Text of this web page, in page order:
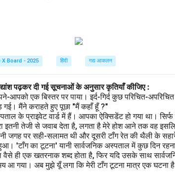
X Board - 2025 हिंदी गद्य आकलन
पढ़कर दी गई सूचनाओं के अनुसार कृतियाँ कीजिए :
आपको एक बिस्तर पर पाया। इर्द-गिर्द कुछ परिचित-
गई। मैंने कराहते हुए पूछा "मैं कहाँ हूँ ?"
के प्राइवेट वार्ड में हैं। आपका ऐक्सिडेंट हो गया था।
इतनी तेजी से जवाब देता है, लगता है मेरे होश आने तक वह
जगह पर सही-सलामत थी और दूसरी टाँग रेत की थैली के
'टाँग का टूटना' यानी सार्वजनिक अस्पताल में कुछ दिन
ही एक खतरनाक शब्द होता है, फिर यदि उसके साथ
आ गया। अब मुझे यूँ लगा कि मेरी टाँग टूटना मात्र एक घटना है